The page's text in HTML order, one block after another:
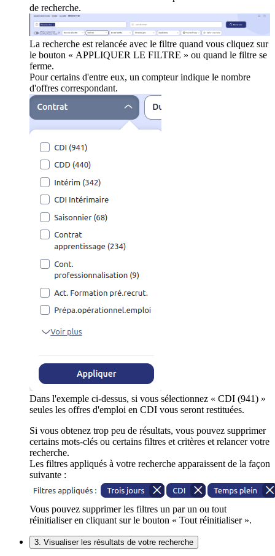
de recherche.
La recherche est relancée avec le filtre quand vous cliquez sur
le bouton « APPLIQUER LE FILTRE » ou quand le filtre se
ferme.
Pour certains d'entre eux, un compteur indique le nombre
d'offres correspondant.
Dans l'exemple ci-dessus, si vous sélectionnez « CDI (941) »
seules les offres d'emploi en CDI vous seront restituées.
Si vous obtenez trop peu de résultats, vous pouvez supprimer
certains mots-clés ou certains filtres et critères et relancer votre
recherche.
Les filtres appliqués à votre recherche apparaissent de la façon
suivante :
Vous pouvez supprimer les filtres un par un ou tout
réinitialiser en cliquant sur le bouton « Tout réinitialiser ».
3. Visualiser les résultats de votre recherche